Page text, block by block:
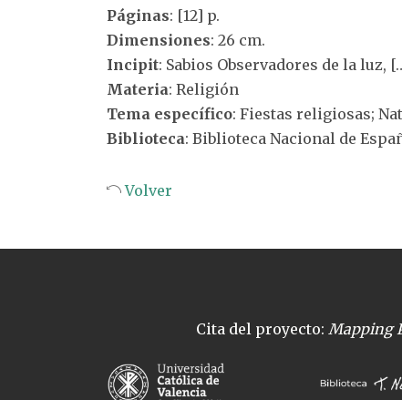
Páginas: [12] p.
Dimensiones: 26 cm.
Incipit: Sabios Observadores de la luz,
Materia: Religión
Tema específico: Fiestas religiosas;
Biblioteca: Biblioteca Nacional de
Volver
Cita del proyecto: Mapping